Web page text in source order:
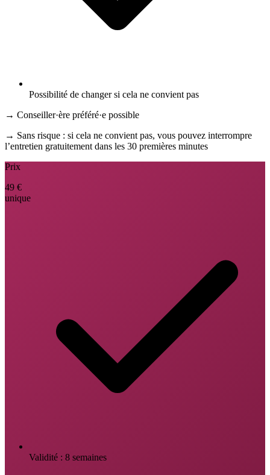
Possibilité de changer si cela ne convient pas
→ Conseiller·ère préféré·e possible
→ Sans risque : si cela ne convient pas, vous pouvez interrompre
l’entretien gratuitement dans les 30 premières minutes
Prix
49 €
unique
Validité : 8 semaines